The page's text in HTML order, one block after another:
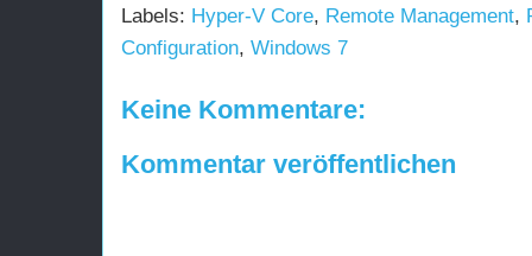
Labels: Hyper-V Core, Remote Management,
Configuration, Windows 7
Keine Kommentare:
Kommentar veröffentlichen